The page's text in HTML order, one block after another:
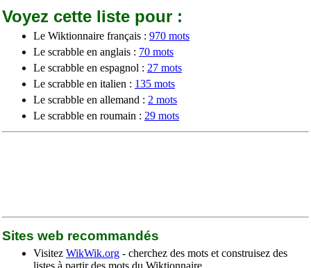
Voyez cette liste pour :
Le Wiktionnaire français : 970 mots
Le scrabble en anglais : 70 mots
Le scrabble en espagnol : 27 mots
Le scrabble en italien : 135 mots
Le scrabble en allemand : 2 mots
Le scrabble en roumain : 29 mots
Sites web recommandés
Visitez WikWik.org - cherchez des mots et construisez des
listes à partir des mots du Wiktionnaire.